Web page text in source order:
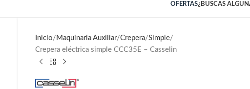
OFERTAS¿BUSCAS
Inicio Maquinaria Auxiliar Crepera Simple
Crepera eléctrica simple CCC35E – Casselin